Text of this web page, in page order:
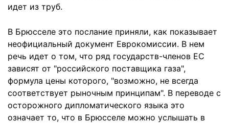
идет из труб.
В Брюсселе это послание приняли, как показывает
неофициальный документ Еврокомиссии. В нем
речь идет о том, что ряд государств-членов ЕС
зависят от "российского поставщика газа",
формула цены которого, "возможно, не всегда
соответствует рыночным принципам". В переводе с
осторожного дипломатического языка это
означает то, что в Брюсселе можно услышать в